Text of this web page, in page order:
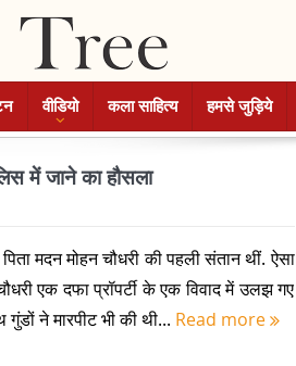
वीडियो कला साहित्य हमसे जुड़िये
में जाने का हौसला
मदन मोहन चौधरी की पहली संतान थीं. ऐसा
एक दफा प्रॉपर्टी के एक विवाद में उलझ गए
ने मारपीट भी की थी... Read more